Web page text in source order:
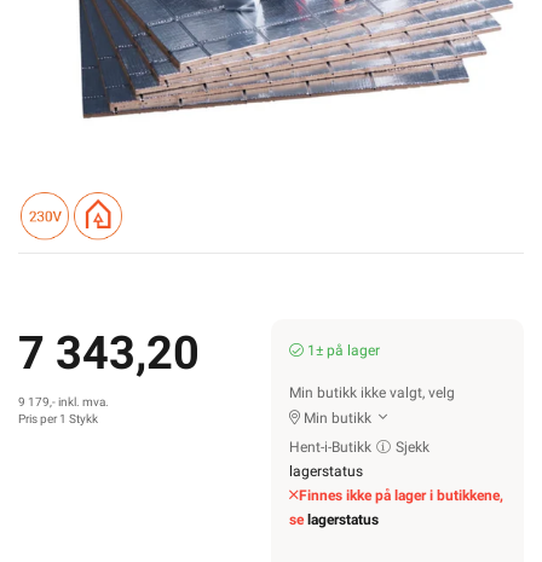
7 343,20
9 179,- inkl. mva.
Pris per 1 Stykk
1± på lager
Min butikk ikke valgt, velg
Min butikk
Hent-i-Butikk
Sjekk
lagerstatus
Finnes ikke på lager i butikkene,
se lagerstatus